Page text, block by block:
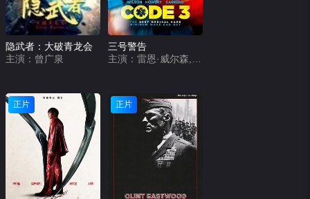
隐武者：大破青龙会
主演：曾广泉
三号警告
正片 正片